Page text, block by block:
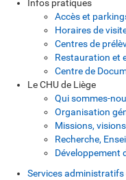
Infos pratiques
Accès et
Horaires de
Centres de
Restauration et
Centre de
Le CHU de Liège
Qui sommes-
Organisation
Missions,
Recherche,
Développement
Services